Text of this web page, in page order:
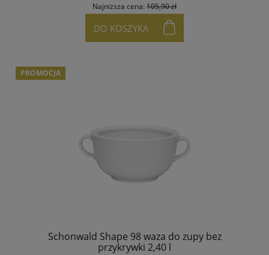
Najniższa cena: 105,90 zł
DO KOSZYKA
Schonwald Shape 98 waza do zupy bez
przykrywki 2,40 l
PROMOCJA